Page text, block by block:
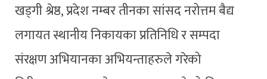
खड्गी श्रेष्ठ, प्रदेश नम्बर तीनका सांसद नरोत्तम बैद्य
लगायत स्थानीय निकायका प्रतिनिधि र सम्पदा
संरक्षण अभियानका अभियन्ताहरुले गरेको